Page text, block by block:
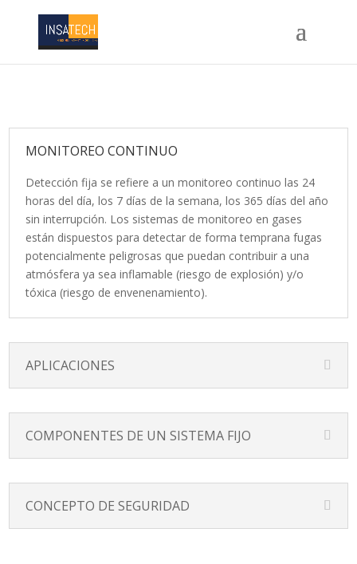
MONITOREO CONTINUO
Detección fija se refiere a un monitoreo continuo las 24
horas del día, los 7 días de la semana, los 365 días del año
sin interrupción. Los sistemas de monitoreo en gases
están dispuestos para detectar de forma temprana fugas
potencialmente peligrosas que puedan contribuir a una
atmósfera ya sea inflamable (riesgo de explosión) y/o
tóxica (riesgo de envenenamiento).
APLICACIONES
COMPONENTES DE UN SISTEMA FIJO
CONCEPTO DE SEGURIDAD